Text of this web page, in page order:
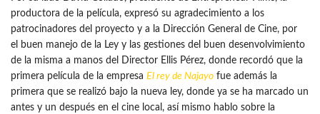
productora de la película, expresó su agradecimiento a los
patrocinadores del proyecto y a la Dirección General de Cine, por
el buen manejo de la Ley y las gestiones del buen desenvolvimiento
de la misma a manos del Director Ellis Pérez, donde recordó que la
primera película de la empresa El rey de Najayo fue además la
primera que se realizó bajo la nueva ley, donde ya se ha marcado un
antes y un después en el cine local, así mismo hablo sobre la